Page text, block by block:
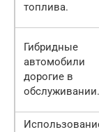
топлива.
Гибридные
автомобили
дорогие в
обслуживании.